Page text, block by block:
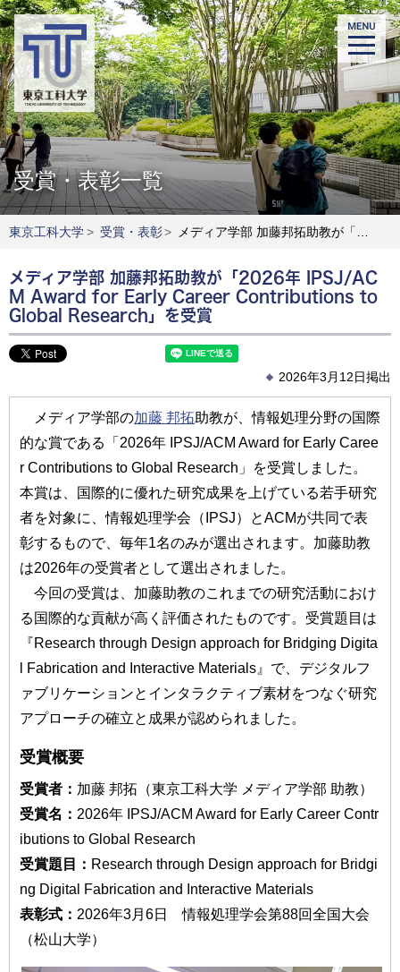
受賞・表彰一覧
東京工科大学> 受賞・表彰> メディア学部 加藤邦拓助教が「2026年 IPSJ/ACM Award for Early Career Contributions to Global Research」を受賞
メディア学部 加藤邦拓助教が「2026年 IPSJ/AC
M Award for Early Career Contributions to
Global Research」を受賞
2026年3月12日掲出
メディア学部の加藤 邦拓助教が、情報処理分野の国際
的な賞である「2026年 IPSJ/ACM Award for Early Caree
r Contributions to Global Research」を受賞しました。
本賞は、国際的に優れた研究成果を上げている若手研究
者を対象に、情報処理学会（IPSJ）とACMが共同で表
彰するもので、毎年1名のみが選出されます。加藤助教
は2026年の受賞者として選出されました。
今回の受賞は、加藤助教のこれまでの研究活動におけ
る国際的な貢献が高く評価されたものです。受賞題目は
『Research through Design approach for Bridging Digita
l Fabrication and Interactive Materials』で、デジタルフ
ァブリケーションとインタラクティブ素材をつなぐ研究
アプローチの確立と成果が認められました。
受賞概要
受賞者： 加藤 邦拓（東京工科大学 メディア学部 助教）
受賞名： 2026年 IPSJ/ACM Award for Early Career Contr
ibutions to Global Research
受賞題目： Research through Design approach for Bridgi
ng Digital Fabrication and Interactive Materials
表彰式： 2026年3月6日 情報処理学会第88回全国大会
（松山大学）